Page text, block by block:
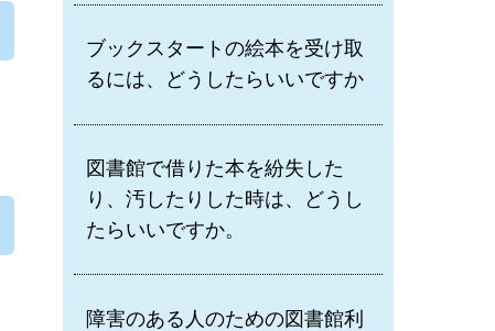
ブックスタートの絵本を受け取
るには、どうしたらいいですか
図書館で借りた本を紛失した
り、汚したりした時は、どうし
たらいいですか。
障害のある人のための図書館利